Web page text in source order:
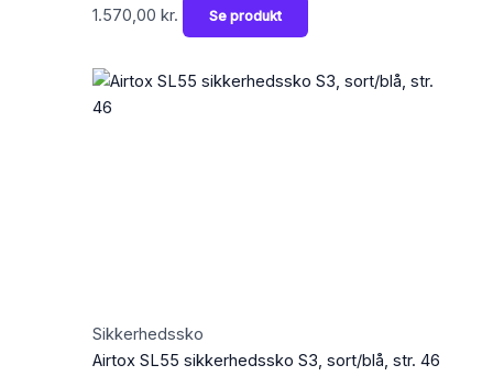
1.570,00 kr. Se produkt
Sikkerhedssko
Airtox SL55 sikkerhedssko S3, sort/blå, str. 46